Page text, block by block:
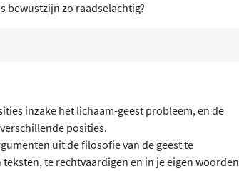
bewustzijn zo raadselachtig?
inzake het lichaam-geest probleem, en de
posities.
uit de filosofie van de geest te
te rechtvaardigen en in je eigen woorden